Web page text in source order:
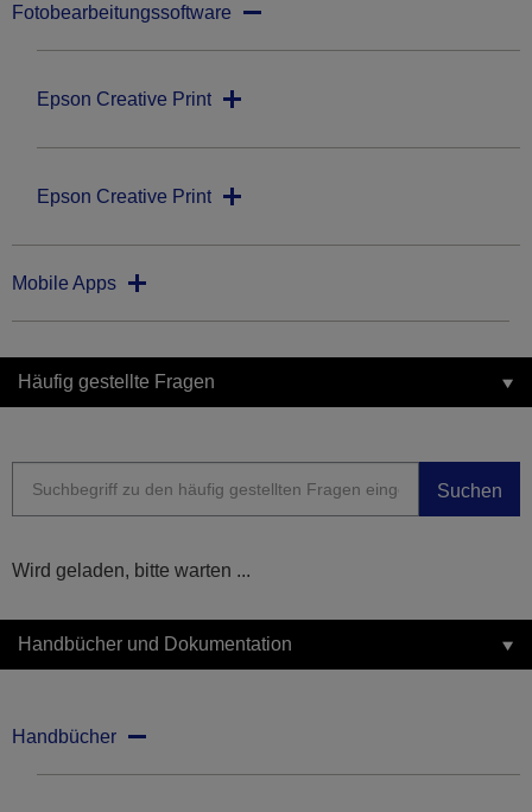
Fotobearbeitungssoftware
Epson Creative Print
Epson Creative Print
Mobile Apps
Häufig gestellte Fragen
Suchen
Wird geladen, bitte warten ...
Handbücher und Dokumentation
Handbücher